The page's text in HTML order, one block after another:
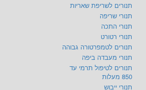
תנורים לשריפת שאריות
תנורי שריפה
תנורי התכה
תנורי רטורט
תנורים לטמפרטורה גבוהה
תנורי מעבדה ביפה
תנורים לטיפול תרמי עד
850 מעלות
תנורי ייבוש